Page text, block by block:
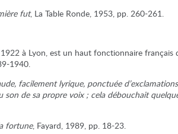
fut, La Table Ronde, 1953, pp. 260-261.
à Lyon, est un haut fonctionnaire français
1940.
facilement lyrique, ponctuée
son de sa propre voix ; cela débouchait
fortune, Fayard, 1989, pp. 18-23.